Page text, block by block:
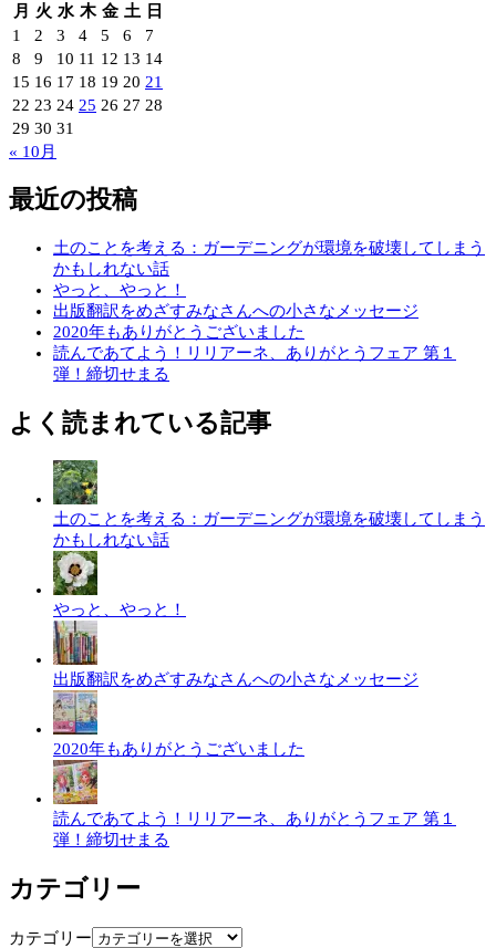
月
火 水 木 金 土
日
1
2 3 4 5 6
7
8
9 10 11 12 13 14
15 16 17 18 19 20 21
22 23 24 25 26 27 28
29 30 31
« 10月
最近の投稿
土のことを考える：ガーデニングが環境を破壊してしまう
かもしれない話
やっと、やっと！
出版翻訳をめざすみなさんへの小さなメッセージ
2020年もありがとうございました
読んであてよう！リリアーネ、ありがとうフェア 第１
弾！締切せまる
よく読まれている記事
土のことを考える：ガーデニングが環境を破壊してしまう
かもしれない話
やっと、やっと！
出版翻訳をめざすみなさんへの小さなメッセージ
2020年もありがとうございました
読んであてよう！リリアーネ、ありがとうフェア 第１
弾！締切せまる
カテゴリー
カテゴリー